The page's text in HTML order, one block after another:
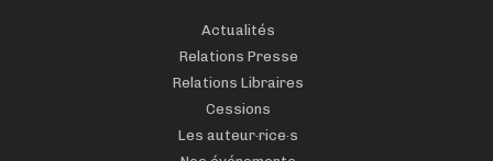
Actualités
Relations Presse
Relations Libraires
Cessions
Les auteur·rice·s